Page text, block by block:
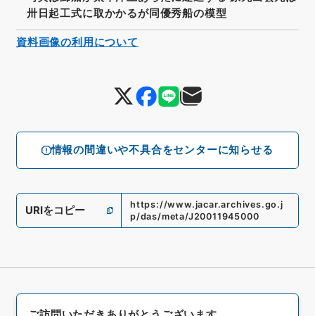
情報の間違いや不具合をセンターに知らせる
卅日起工式に取かかるが同優秀船の模型
URIをコピー
https://www.jacar.archives.go.j
p/das/meta/J20011945000
資料画像の利用について